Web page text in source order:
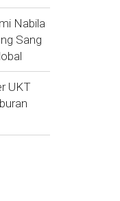
Nabila
Sang
UKT